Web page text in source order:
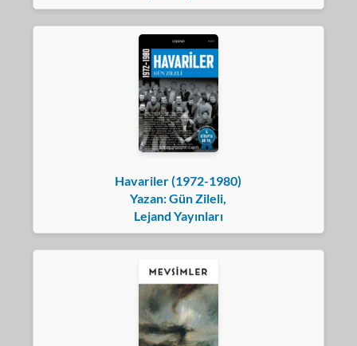
Havariler (1972-1980)
Yazan: Gün Zileli,
Lejand Yayınları